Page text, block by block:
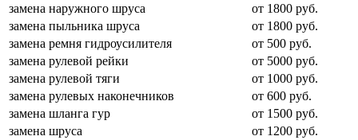
замена наружного шруса
от 1800 руб.
замена пыльника шруса
от 1800 руб.
замена ремня гидроусилителя
от 500 руб.
замена рулевой рейки
от 5000 руб.
замена рулевой тяги
от 1000 руб.
замена рулевых наконечников
от 600 руб.
замена шланга гур
от 1500 руб.
замена шруса
от 1200 руб.